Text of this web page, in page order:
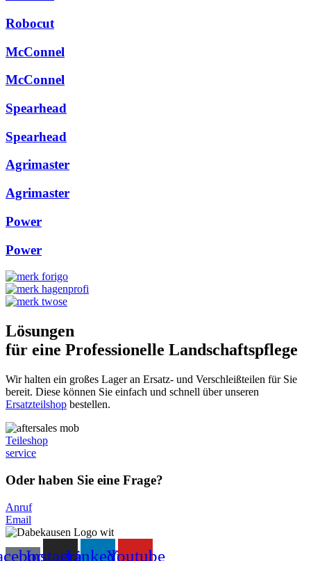
Robocut
McConnel
McConnel
Spearhead
Spearhead
Agrimaster
Agrimaster
Power
Power
Lösungen
für eine Professionelle Landschaftspflege
Wir halten ein großes Lager an Ersatz- und Verschleißteilen für Sie
bereit. Diese können Sie einfach und schnell über unseren
Ersatzteilshop bestellen.
Teileshop
service
Oder haben Sie eine Frage?
Anruf
Email
InstagramLinkedinYoutube